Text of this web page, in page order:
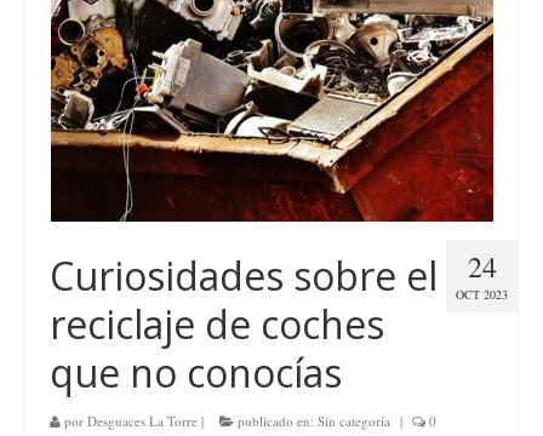
Desguaces La Torre
24
OCT 2023
Curiosidades sobre el
reciclaje de coches
que no conocías
por Desguaces La Torre | publicado en: Sin categoría | 0